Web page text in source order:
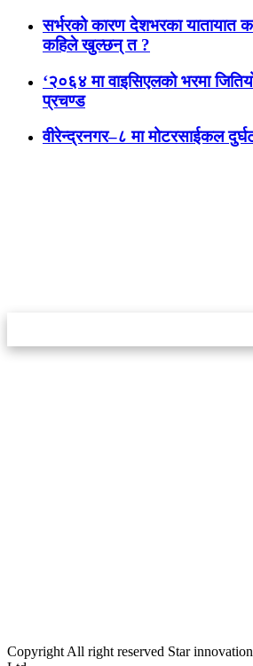
सर्भरको कारण देशभरका यातायात
कहिले खुल्छन् त ?
‘२०६४ मा वाइसिएलको भरमा
प्रचण्ड
वीरेन्द्रनगर–८ मा मोटरसाईकल
Copyright All right reserved Star